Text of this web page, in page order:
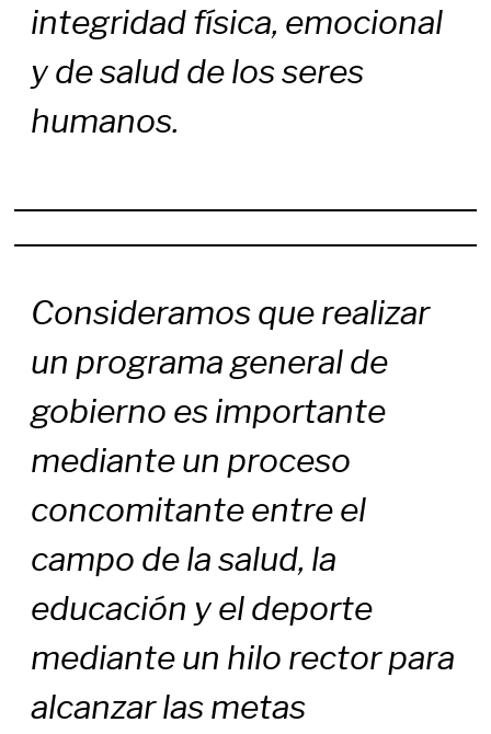
integridad física, emocional
y de salud de los seres
humanos.
Consideramos que realizar
un programa general de
gobierno es importante
mediante un proceso
concomitante entre el
campo de la salud, la
educación y el deporte
mediante un hilo rector para
alcanzar las metas